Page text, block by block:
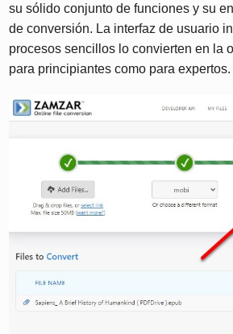
su sólido conjunto de funciones y su
de conversión. La interfaz de usuario
procesos sencillos lo convierten en la
para principiantes como para expertos.